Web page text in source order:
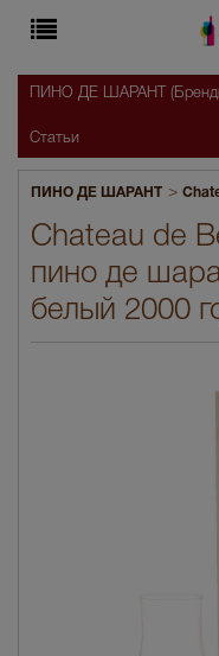
ПИНО ДЕ ШАРАНТ >
Chateau de
пино де
белый 2000
ПИНО ДЕ ШАРАНТ
Статьи